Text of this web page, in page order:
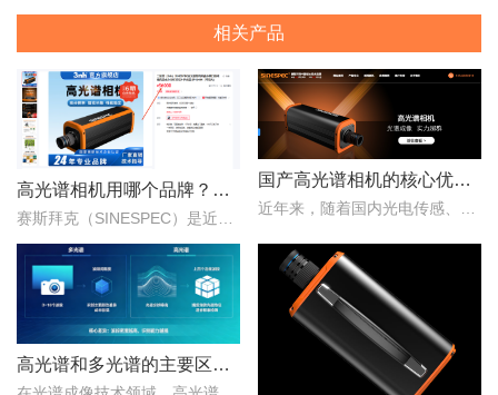
相关产品
高光谱相机用哪个品牌？赛斯拜克怎么样？
国产高光谱相机的核心优势：从“跟跑”到“并跑”的跨越
高光谱和多光谱的主要区别有哪些？